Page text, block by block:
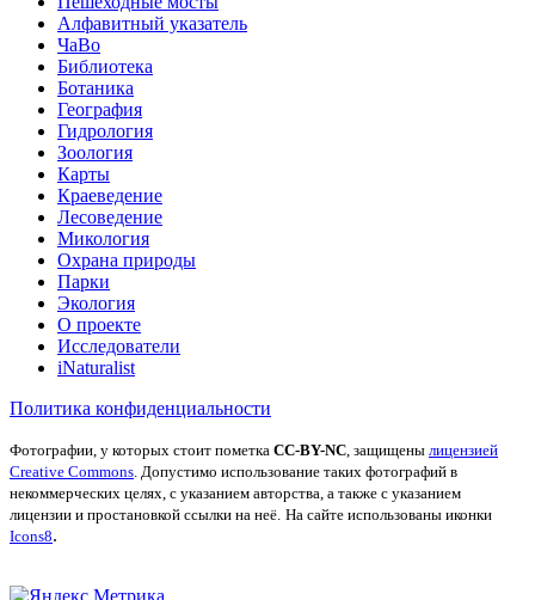
Алфавитный указатель
ЧаВо
Библиотека
Ботаника
География
Гидрология
Зоология
Карты
Краеведение
Лесоведение
Микология
Охрана природы
Парки
Экология
О проекте
Исследователи
iNaturalist
Политика конфиденциальности
Фотографии, у которых стоит пометка CC-BY-NC , защищены лицензией
Creative Commons . Допустимо использование таких фотографий в
некоммерческих целях, с указанием авторства, а также с указанием
лицензии и простановкой ссылки на неё. На сайте использованы иконки
Icons8.